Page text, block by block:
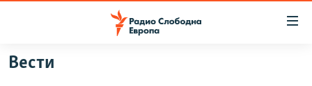
Оди
наВести